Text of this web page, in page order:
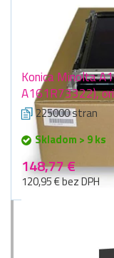
Konica Minolta
A161R73322),
225000 stran
Skladom > 9 ks
148,77 €
120,95 € bez DPH